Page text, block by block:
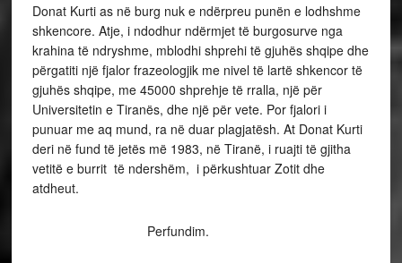
Donat Kurti as në burg nuk e ndërpreu punën e lodhshme
shkencore. Atje, i ndodhur ndërmjet të burgosurve nga
krahina të ndryshme, mblodhi shprehi të gjuhës shqipe dhe
përgatiti një fjalor frazeologjik me nivel të lartë shkencor të
gjuhës shqipe, me 45000 shprehje të rralla, një për
Universitetin e Tiranës, dhe një për vete. Por fjalori i
punuar me aq mund, ra në duar plagjatësh. At Donat Kurti
deri në fund të jetës më 1983, në Tiranë, i ruajti të gjitha
vetitë e burrit të ndershëm, i përkushtuar Zotit dhe
atdheut.
Perfundim.